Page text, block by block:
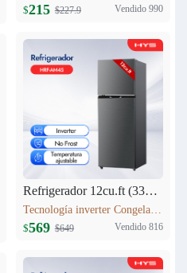
$215 $227.9 Vendido 990
Refrigerador 12cu.ft (333L) Inverter HRF-AM45
Tecnología inverter Congelación: 77L Refrigeración: 256L Dimensión: W60.5 x D68 x H170.5(cm) Peso neto/bruto: 57KG / 63KG
$569 $649 Vendido 816